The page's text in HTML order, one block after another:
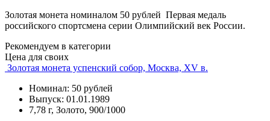
Золотая монета номиналом 50 рублей Первая медаль
российского спортсмена серии Олимпийский век России.
Рекомендуем в категории
Цена для своих
Золотая монета успенский собор, Москва, XV в.
Номинал: 50 рублей
Выпуск: 01.01.1989
7,78 г, Золото, 900/1000